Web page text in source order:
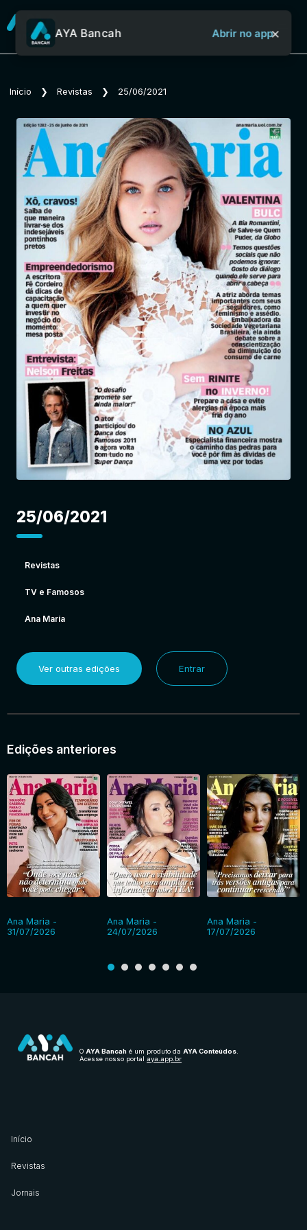
Sobre o Aya Bancah
Início
Revistas
Jornais
Notícias
Entrar
AYA Bancah Abrir no app×
Início ❯ Revistas ❯ 25/06/2021
25/06/2021
Revistas
TV e Famosos
Ana Maria
Ver outras edições Entrar
Edições anteriores
Ana Maria -
31/07/2026
Ana Maria -
24/07/2026
Ana Maria -
17/07/2026
O AYA Bancah é um produto da AYA Conteúdos
Acesse nosso portal aya.app.br
Início
Revistas
Jornais